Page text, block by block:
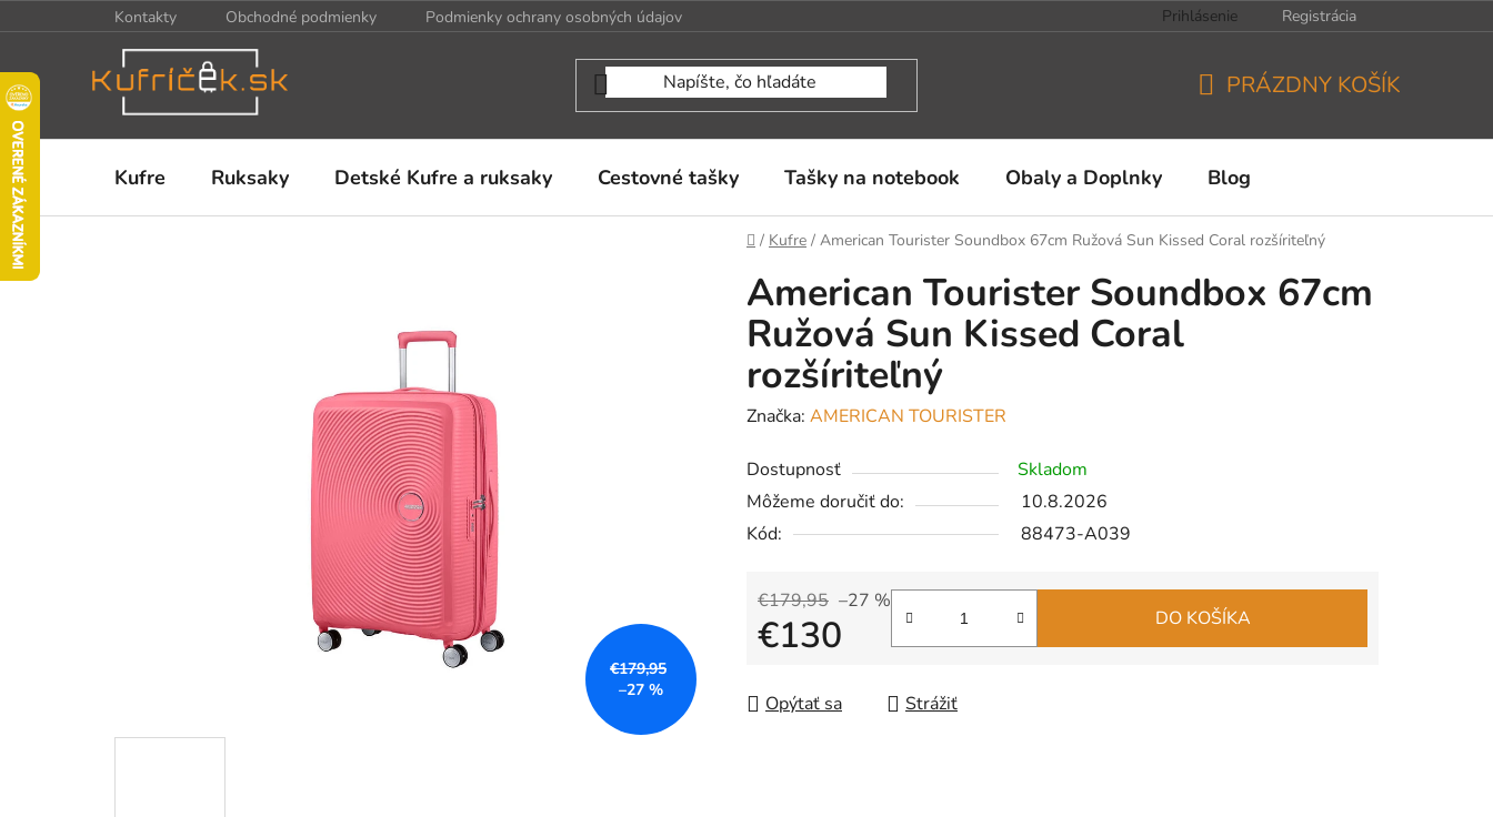
na
Kontakty Obchodné podmienky Podmienky ochrany osobných údajov Prihlásenie Registrácia
KOŠÍK
PRÁZDNY KOŠÍK
Kufre Ruksaky Detské Kufre a ruksaky Cestovné tašky Tašky na notebook Obaly a Doplnky Blog
Domov
/ Kufre / American Tourister Soundbox 67cm Ružová Sun Kissed Coral rozšíriteľný
American Tourister Soundbox 67cm
Ružová Sun Kissed Coral
rozšíriteľný
Značka: AMERICAN TOURISTER
Dostupnosť
Skladom
Môžeme doručiť do:
10.8.2026
Kód:
88473-A039
€179,95 –27 %
€130 DO KOŠÍKA
Opýtať sa Strážiť
€179,95
–27 %